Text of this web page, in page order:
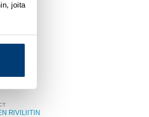
joita
RIVILIITIN